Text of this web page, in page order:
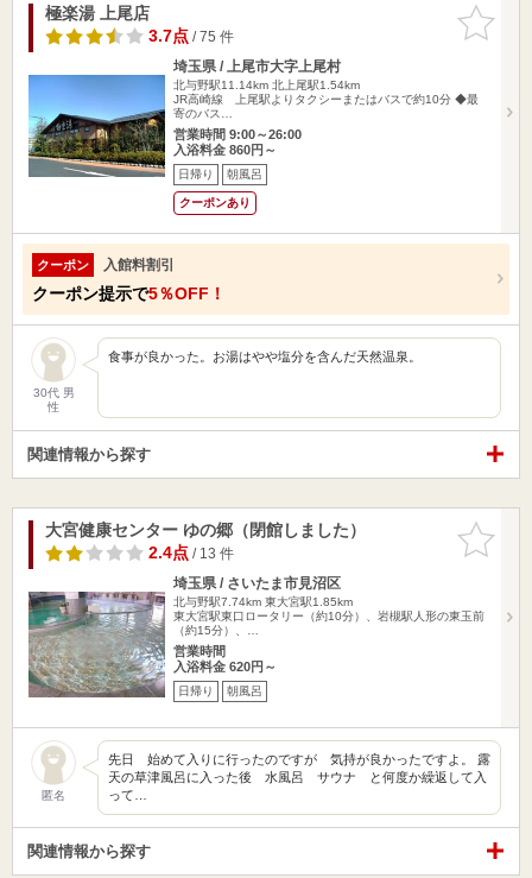
お気に入
りに追加
極楽湯 上尾店
3.7点/ 75 件
埼玉県 / 上尾市大字上尾村
北与野駅11.14km 北上尾駅1.54km
JR高崎線 上尾駅よりタクシーまたはバスで約10分 ◆最
寄のバス…
営業時間 9:00～26:00
入浴料金 860円～
日帰り 朝風呂
クーポンあり
クーポン 入館料割引
クーポン提示で5％OFF！
30代 男
性
食事が良かった。お湯はやや塩分を含んだ天然温泉。
関連情報から探す
お気に入
りに追加
大宮健康センター ゆの郷（閉館しました）
2.4点/ 13 件
埼玉県 / さいたま市見沼区
北与野駅7.74km 東大宮駅1.85km
東大宮駅東口ロータリー（約10分）、岩槻駅人形の東玉前
（約15分）、…
営業時間
入浴料金 620円～
日帰り 朝風呂
匿名
先日 始めて入りに行ったのですが 気持が良かったですよ。 露
天の草津風呂に入った後 水風呂 サウナ と何度か繰返して入
って…
関連情報から探す